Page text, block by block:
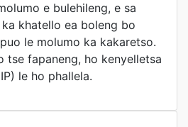
e bulehileng, e sa
khatello ea boleng bo
le molumo ka kakaretso.
tse fapaneng, ho kenyelletsa
le ho phallela.